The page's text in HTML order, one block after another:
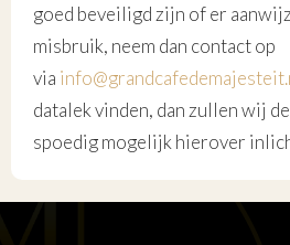
goed beveiligd zijn of er
misbruik, neem dan contact op
via
datalek vinden, dan zullen wij
spoedig mogelijk hierover